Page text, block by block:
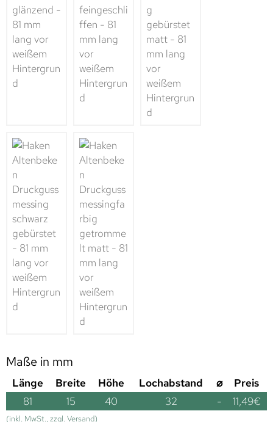
Maße in mm
Länge Breite Höhe Lochabstand ⌀
Preis
81
15 40 32 - 11,49€
(inkl. MwSt., zzgl. Versand)